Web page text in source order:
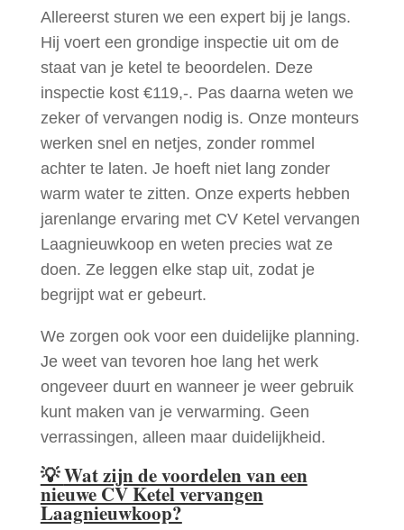
Allereerst sturen we een expert bij je langs.
Hij voert een grondige inspectie uit om de
staat van je ketel te beoordelen. Deze
inspectie kost €119,-. Pas daarna weten we
zeker of vervangen nodig is. Onze monteurs
werken snel en netjes, zonder rommel
achter te laten. Je hoeft niet lang zonder
warm water te zitten. Onze experts hebben
jarenlange ervaring met CV Ketel vervangen
Laagnieuwkoop en weten precies wat ze
doen. Ze leggen elke stap uit, zodat je
begrijpt wat er gebeurt.
We zorgen ook voor een duidelijke planning.
Je weet van tevoren hoe lang het werk
ongeveer duurt en wanneer je weer gebruik
kunt maken van je verwarming. Geen
verrassingen, alleen maar duidelijkheid.
💡Wat zijn de voordelen van een
nieuwe CV Ketel vervangen
Laagnieuwkoop?